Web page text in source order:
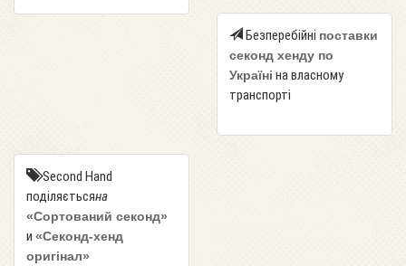
Безперебійні поставки
секонд хенду по
Україні на власному
транспорті
Second Hand
поділяєтьсяна
«Сортований секонд»
и «Секонд-хенд
оригінал»